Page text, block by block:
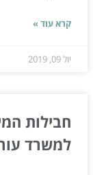
קרא עוד »
יול 09, 2019
חבילות
למשרד